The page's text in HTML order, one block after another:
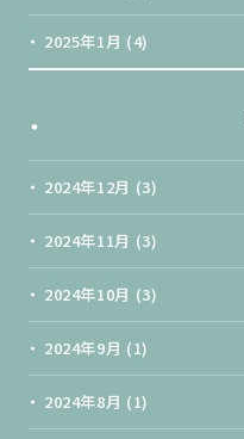
2025年1月 (4)
2024年12月 (3)
2024年11月 (3)
2024年10月 (3)
2024年9月 (1)
2024年8月 (1)